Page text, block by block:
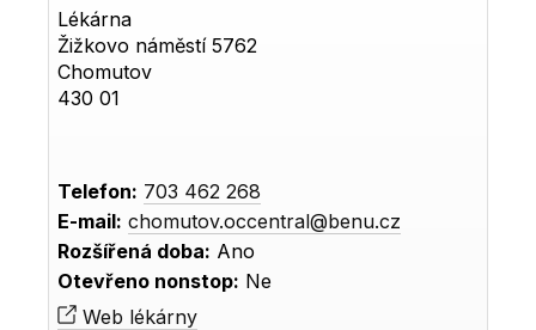
Lékárna
Žižkovo náměstí 5762
Chomutov
430 01
Telefon: 703 462 268
E-mail: chomutov.occentral@benu.cz
Rozšířená doba: Ano
Otevřeno nonstop: Ne
Web lékárny